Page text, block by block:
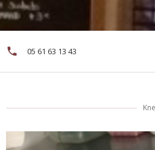
05 61 63 13 43